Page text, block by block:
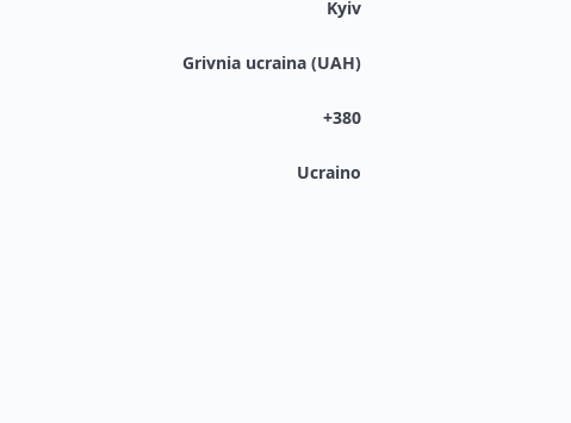
Kyiv
Grivnia ucraina (UAH)
+380
Ucraino